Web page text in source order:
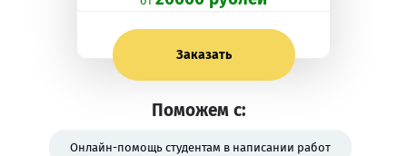
Заказать
Поможем с:
Онлайн-помощь студентам в написании работ